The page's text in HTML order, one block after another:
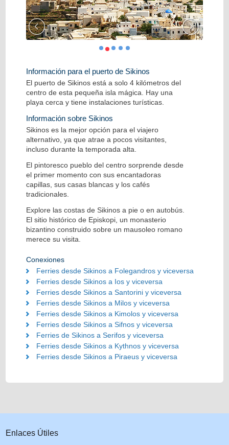
Información para el puerto de Sikinos
El puerto de Sikinos está a solo 4 kilómetros del
centro de esta pequeña isla mágica. Hay una
playa cerca y tiene instalaciones turísticas.
Información sobre Sikinos
Sikinos es la mejor opción para el viajero
alternativo, ya que atrae a pocos visitantes,
incluso durante la temporada alta.
El pintoresco pueblo del centro sorprende desde
el primer momento con sus encantadoras
capillas, sus casas blancas y los cafés
tradicionales.
Explore las costas de Sikinos a pie o en autobús.
El sitio histórico de Episkopi, un monasterio
bizantino construido sobre un mausoleo romano
merece su visita.
Conexiones
Ferries desde Sikinos a Folegandros y viceversa
Ferries desde Sikinos a Ios y viceversa
Ferries desde Sikinos a Santorini y viceversa
Ferries desde Sikinos a Milos y viceversa
Ferries desde Sikinos a Kimolos y viceversa
Ferries desde Sikinos a Sifnos y viceversa
Ferries de Sikinos a Serifos y viceversa
Ferries desde Sikinos a Kythnos y viceversa
Ferries desde Sikinos a Piraeus y viceversa
Enlaces Útiles